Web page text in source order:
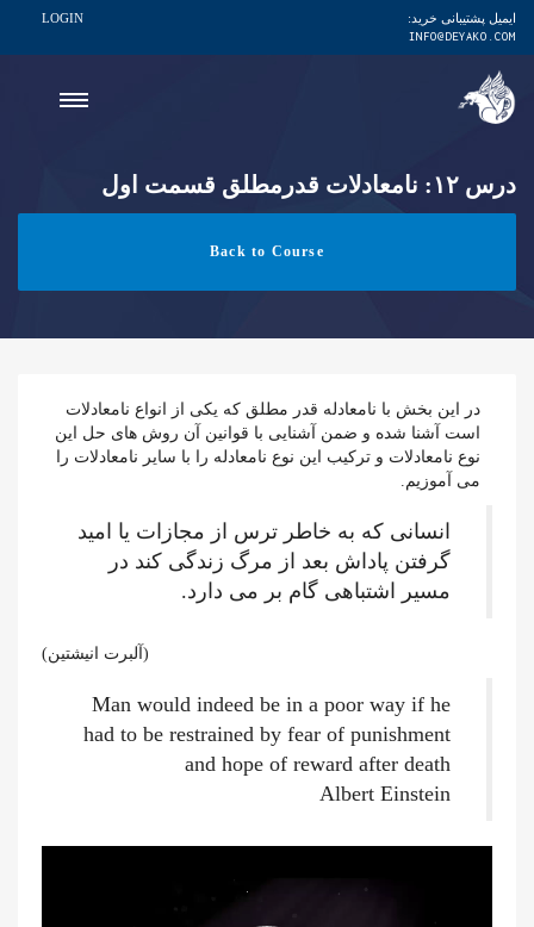
ایمیل پشتیبانی خرید:
INFO@DEYAKO.COM
LOGIN
درس ۱۲: نامعادلات قدرمطلق قسمت اول
Back to Course
در این بخش با نامعادله قدر مطلق که یکی از انواع نامعادلات
است آشنا شده و ضمن آشنایی با قوانین آن روش های حل این
نوع نامعادلات و ترکیب این نوع نامعادله را با سایر نامعادلات را
می آموزیم.
انسانی که به خاطر ترس از مجازات یا امید
گرفتن پاداش بعد از مرگ زندگی کند در
مسیر اشتباهی گام بر می دارد.
(آلبرت انیشتین)
Man would indeed be in a poor way if he
had to be restrained by fear of punishment
and hope of reward after death
Albert Einstein